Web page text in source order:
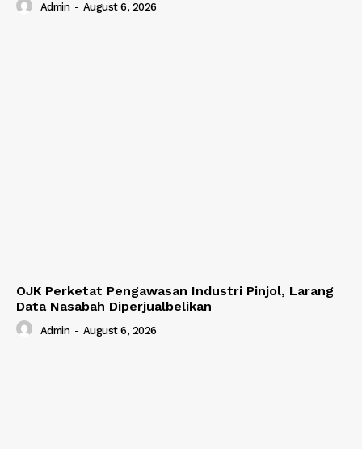
Admin - August 6, 2026
OJK Perketat Pengawasan Industri Pinjol, Larang
Data Nasabah Diperjualbelikan
Admin - August 6, 2026